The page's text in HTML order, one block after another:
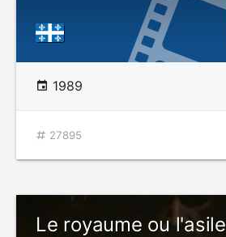
1989
27895
Le royaume ou l'asile